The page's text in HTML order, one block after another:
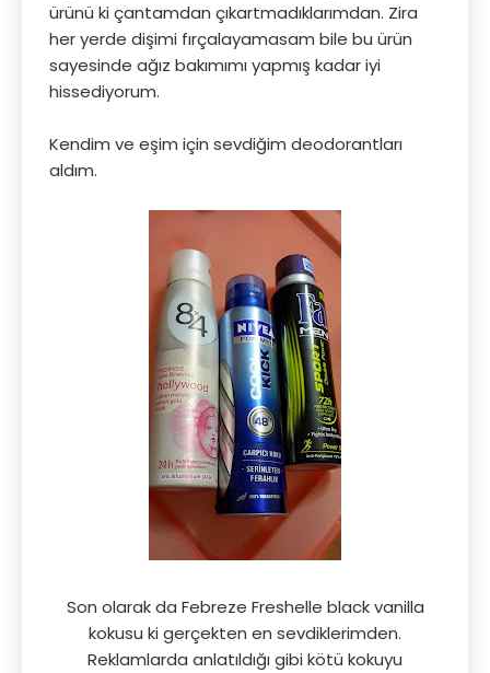
ürünü ki çantamdan çıkartmadıklarımdan. Zira
her yerde dişimi fırçalayamasam bile bu ürün
sayesinde ağız bakımımı yapmış kadar iyi
hissediyorum.
Kendim ve eşim için sevdiğim deodorantları
aldım.
Son olarak da Febreze Freshelle black vanilla
kokusu ki gerçekten en sevdiklerimden.
Reklamlarda anlatıldığı gibi kötü kokuyu